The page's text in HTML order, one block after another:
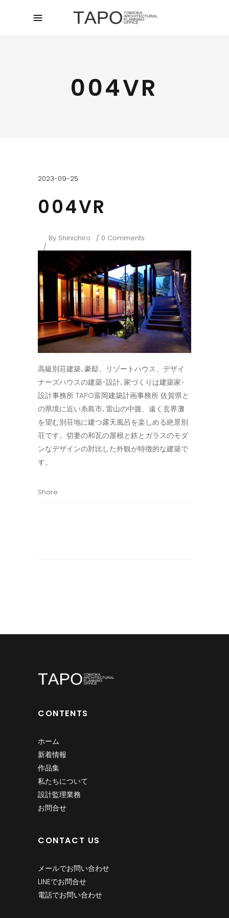
004VR
2023-09-25
004VR
By Shinichiro 0 Comments
高級別荘建築､豪邸、リゾートハウス、デザイ
ナーズハウスの建築･設計､家づくりは建築家･
設計事務所 TAPO富岡建築計画事務所 佐賀県と
の県境に近い糸島市､雷山の中腹、遠く玄界灘
を望む別荘地に建つ露天風呂を楽しめる絶景別
荘です。切妻の和瓦の屋根と鉄とガラスのモダ
ンなデザインの対比した外観が特徴的な建築で
す。
Share
CONTENTS
ホーム
新着情報
作品集
私たちについて
設計監理業務
お問合せ
CONTACT US
メールでお問い合わせ
LINEでお問合せ
電話でお問い合わせ